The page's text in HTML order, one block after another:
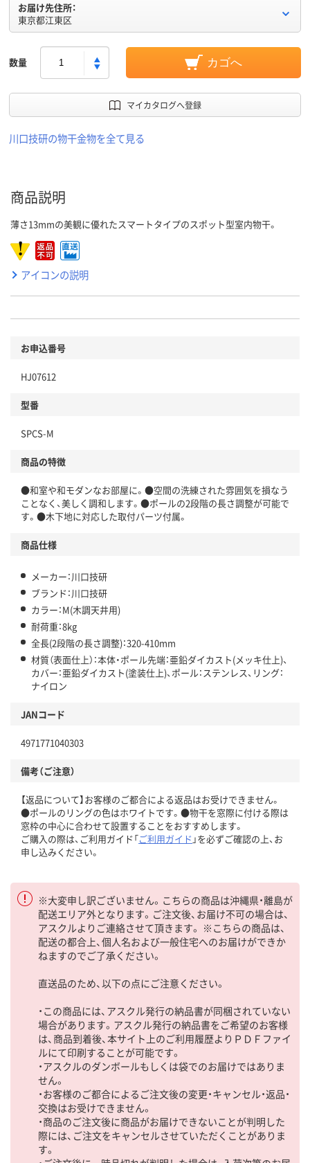
お届け先住所：
東京都江東区
数量 カゴへ
マイカタログへ登録
川口技研の物干金物を全て見る
商品説明
薄さ13mmの美観に優れたスマートタイプのスポット型室内物干。
アイコンの説明
お申込番号
HJ07612
型番
SPCS-M
商品の特徴
●和室や和モダンなお部屋に。●空間の洗練された雰囲気を損なう
ことなく、美しく調和します。●ポールの2段階の長さ調整が可能で
す。●木下地に対応した取付パーツ付属。
商品仕様
メーカー：川口技研
ブランド：川口技研
カラー：M(木調天井用)
耐荷重：8kg
全長(2段階の長さ調整)：320-410mm
材質（表面仕上）：本体・ポール先端：亜鉛ダイカスト(メッキ仕上)、
カバー：亜鉛ダイカスト(塗装仕上)、ポール：ステンレス、リング：
ナイロン
JANコード
4971771040303
備考（ご注意）
【返品について】お客様のご都合による返品はお受けできません。
●ポールのリングの色はホワイトです。●物干を窓際に付ける際は
窓枠の中心に合わせて設置することをおすすめします。
ご購入の際は、ご利用ガイド「ご利用ガイド 」を必ずご確認の上、お
申し込みください。
※大変申し訳ございません。こちらの商品は沖縄県・離島が
配送エリア外となります。ご注文後、お届け不可の場合は、
アスクルよりご連絡させて頂きます。 ※こちらの商品は、
配送の都合上、個人名および一般住宅へのお届けができか
ねますのでご了承ください。
直送品のため、以下の点にご注意ください。
・この商品には、アスクル発行の納品書が同梱されていない
場合があります。アスクル発行の納品書をご希望のお客様
は、商品到着後、本サイト上のご利用履歴よりＰＤＦファイ
ルにて印刷することが可能です。
・アスクルのダンボールもしくは袋でのお届けではありま
せん。
・お客様のご都合によるご注文後の変更・キャンセル・返品・
交換はお受けできません。
・商品のご注文後に商品がお届けできないことが判明した
際には、ご注文をキャンセルさせていただくことがありま
す。